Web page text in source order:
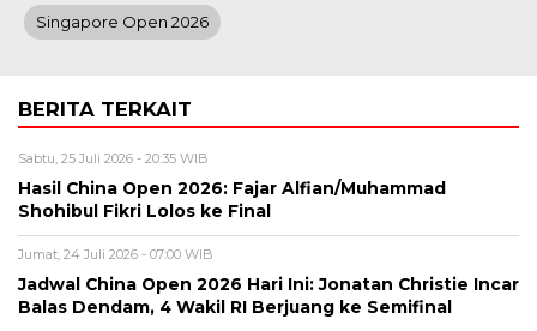
Singapore Open 2026
BERITA TERKAIT
Sabtu, 25 Juli 2026 - 20:35 WIB
Hasil China Open 2026: Fajar Alfian/Muhammad
Shohibul Fikri Lolos ke Final
Jumat, 24 Juli 2026 - 07:00 WIB
Jadwal China Open 2026 Hari Ini: Jonatan Christie Incar
Balas Dendam, 4 Wakil RI Berjuang ke Semifinal